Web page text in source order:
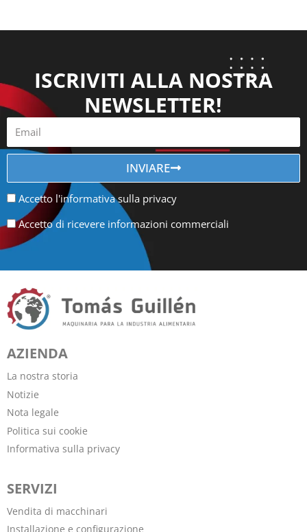
ISCRIVITI ALLA NOSTRA
NEWSLETTER!
Accetto l'informativa sulla privacy
Accetto di ricevere informazioni commerciali
INVIARE
AZIENDA
La nostra storia
Notizie
Nota legale
Politica sui cookie
Informativa sulla privacy
SERVIZI
Vendita di macchinari
Installazione e configurazione